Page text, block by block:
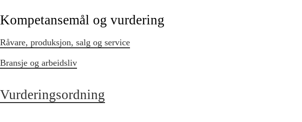
Kompetansemål og vurdering
Råvare, produksjon, salg og service
Bransje og arbeidsliv
Vurderingsordning